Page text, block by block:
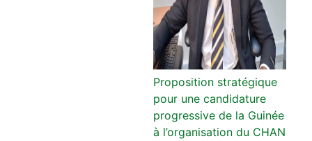
Proposition stratégique
pour une candidature
progressive de la Guinée
à l’organisation du CHAN